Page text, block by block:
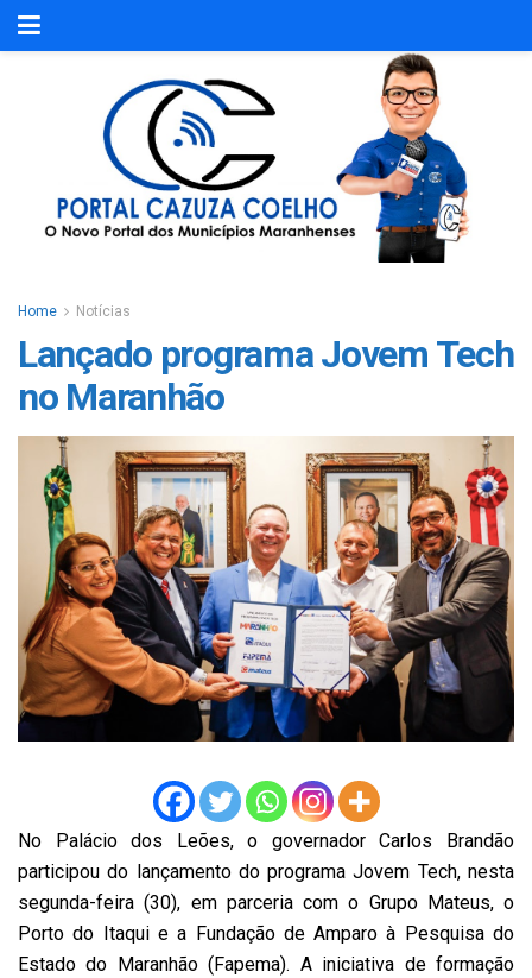
Home Notícias
Lançado programa Jovem Tech
no Maranhão
No Palácio dos Leões, o governador Carlos Brandão
participou do lançamento do programa Jovem Tech, nesta
segunda-feira (30), em parceria com o Grupo Mateus, o
Porto do Itaqui e a Fundação de Amparo à Pesquisa do
Estado do Maranhão (Fapema). A iniciativa de formação